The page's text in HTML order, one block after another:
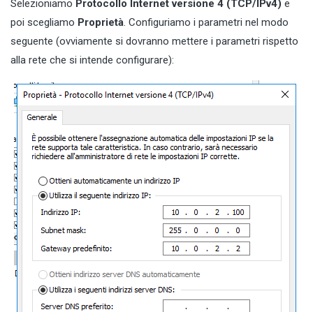
Selezioniamo Protocollo Internet versione 4 (TCP/IPv4) e
poi scegliamo Proprietà. Configuriamo i parametri nel modo
seguente (ovviamente si dovranno mettere i parametri rispetto
alla rete che si intende configurare):